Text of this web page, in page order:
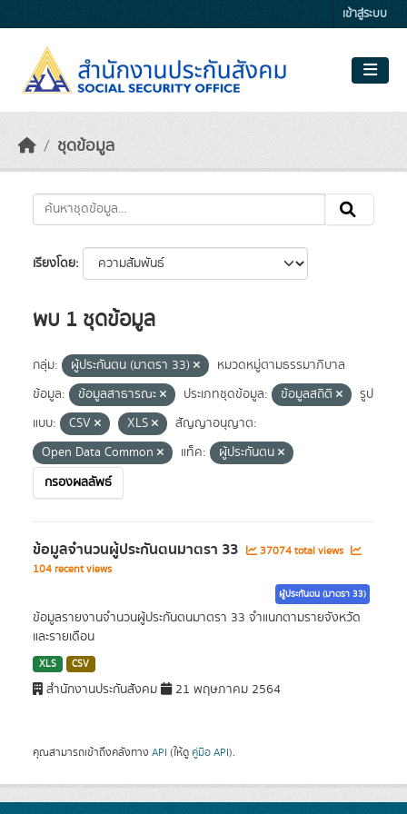
เข้าสู่ระบบ
ชุดข้อมูล
เรียงโดย
พบ 1 ชุดข้อมูล
กลุ่ม: ผู้ประกันตน (มาตรา 33)
หมวดหมู่ตามธรรมาภิบาล
ข้อมูล:
ข้อมูลสาธารณะ ประเภทชุดข้อมูล: ข้อมูลสถิติ
รูป
แบบ:
CSV XLS
สัญญาอนุญาต:
Open Data Common
แท็ค:
ผู้ประกันตน
กรองผลลัพธ์
ข้อมูลจำนวนผู้ประกันตนมาตรา 33
37074 total views
104 recent views
ผู้ประกันตน (มาตรา 33)
ข้อมูลรายงานจำนวนผู้ประกันตนมาตรา 33 จำแนกตามรายจังหวัด
และรายเดือน
XLS CSV
สำนักงานประกันสังคม 21 พฤษภาคม 2564
คุณสามารถเข้าถึงคลังทาง API (ให้ดู คู่มือ API).